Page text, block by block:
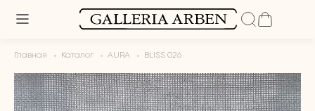
Главная Каталог AURA BLISS 026